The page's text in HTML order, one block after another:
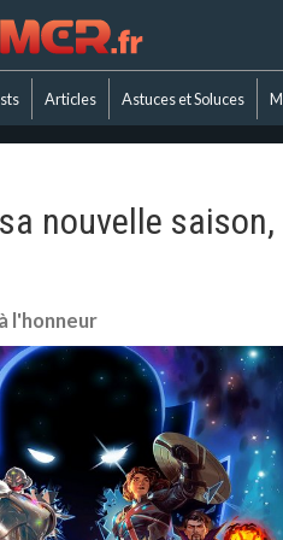
Articles Astuces et Soluces
nouvelle
l'honneur